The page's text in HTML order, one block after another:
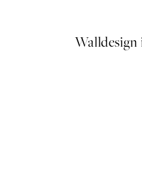
Walldesign